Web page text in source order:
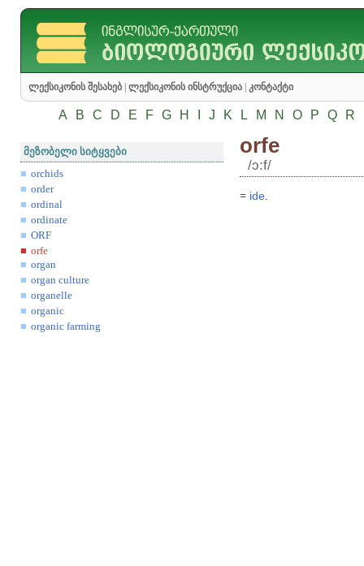
ლექსიკონის შესახებ ლექსიკონის ინსტრუქცია კონტაქტი
A B C D E F G H J K L M N O P Q R
მეზობელი სიტყვები
orchids
order
ordinal
ordinate
ORF
orfe
organ
organ culture
organelle
organic
organic farming
orfe
/ɔ:f/
= ide